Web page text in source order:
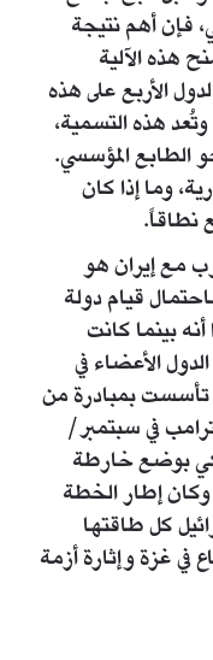
فإن أهم نتيجة
هذه الآلية
الأربع على هذه
وتُعد هذه التسمية،
الطابع المؤسسي.
وما إذا كان
مع إيران هو
قيام دولة
بينما كانت
الأعضاء في
تأسست بمبادرة من
في سبتمبر/
بوضع خارطة
وكان إطار الخطة
كل طاقتها
في غزة وإثارة أزمة